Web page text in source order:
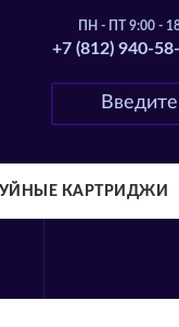
ПН - ПТ 9:00 -
+7 (812) 940-
КАРТРИДЖИ